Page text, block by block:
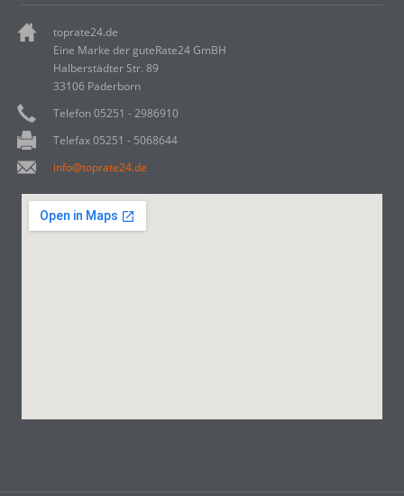
toprate24.de
Eine Marke der guteRate24 GmBH
Halberstädter Str. 89
33106 Paderborn
Telefon 05251 - 2986910
Telefax 05251 - 5068644
info@toprate24.de